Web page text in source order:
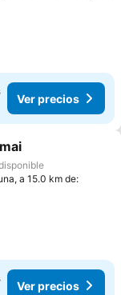
Ver precios
a 15.0 km de:
Ver precios